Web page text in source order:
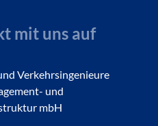
mit uns auf
Verkehrsingenieure
und
mbH